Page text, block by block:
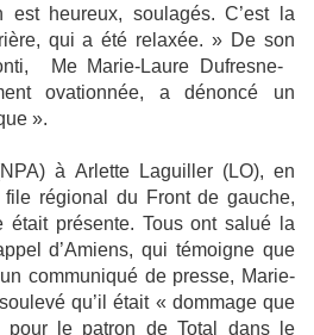
heureux, soulagés. C’est la
qui a été relaxée. » De son
Me Marie-Laure Dufresne-
ovationnée, a dénoncé un
».
à Arlette Laguiller (LO), en
régional du Front de gauche,
était présente. Tous ont salué la
d’Amiens, qui témoigne que
communiqué de presse, Marie-
qu’il était « dommage que
pour le patron de Total dans le